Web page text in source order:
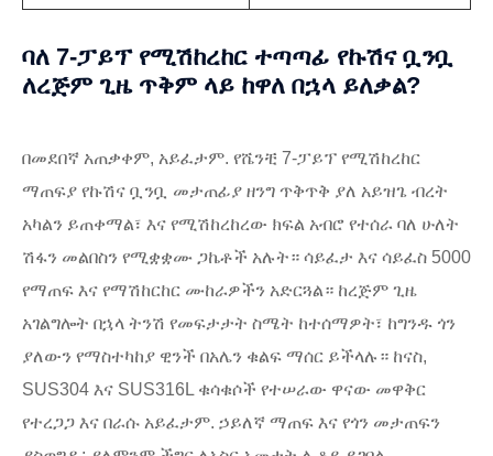
ባለ 7-ፓይፕ የሚሽከረከር ተጣጣፊ የኩሽና ቧንቧ
ለረጅም ጊዜ ጥቅም ላይ ከዋለ በኋላ ይለቃል?
በመደበኛ አጠቃቀም, አይፈታም. የሼንቺ 7-ፓይፕ የሚሽከረከር
ማጠፍያ የኩሽና ቧንቧ መታጠፊያ ዘንግ ጥቅጥቅ ያለ አይዝጌ ብረት
አካልን ይጠቀማል፣ እና የሚሽከረከረው ክፍል አብሮ የተሰራ ባለ ሁለት
ሽፋን መልበስን የሚቋቋሙ ጋኬቶች አሉት። ሳይፈታ እና ሳይፈስ 5000
የማጠፍ እና የማሽከርከር ሙከራዎችን አድርጓል። ከረጅም ጊዜ
አገልግሎት በኋላ ትንሽ የመፍታታት ስሜት ከተሰማዎት፣ ከግንዱ ጎን
ያለውን የማስተካከያ ዊንች በአሌን ቁልፍ ማሰር ይችላሉ። ከናስ,
SUS304 እና SUS316L ቁሳቁሶች የተሠራው ዋናው መዋቅር
የተረጋጋ እና በራሱ አይፈታም. ኃይለኛ ማጠፍ እና የጎን መታጠፍን